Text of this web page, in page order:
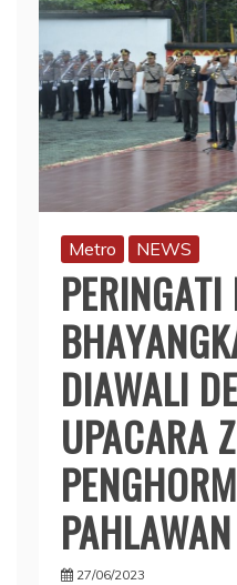
Metro NEWS
DIAWALI
UPACARA
PAHLAWAN
27/06/2023